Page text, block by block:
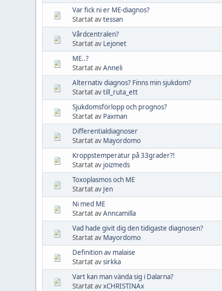
Var fick ni er ME-diagnos?
Startat avtessan
Vårdcentralen?
Startat av Lejonet
ME..?
Startat avAnneli
Alternativ diagnos? Finns min sjukdom?
Startat avtill_ruta_ett
Sjukdomsförlopp och prognos?
Startat av Paxman
Differentialdiagnoser
Startat av Mayordomo
Kroppstemperatur på 33grader?!
Startat av joizmeds
Toxoplasmos och ME
Startat av Jen
Ni med ME
Startat avAnncamilla
Vad hade givit dig den tidigaste diagnosen?
Startat av Mayordomo
Definition av malaise
Startat avsirkka
Vart kan man vända sig i Dalarna?
Startat avxCHRISTINAx